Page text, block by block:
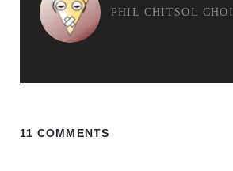
PHIL CHITSOL CHOI
11 COMMENTS